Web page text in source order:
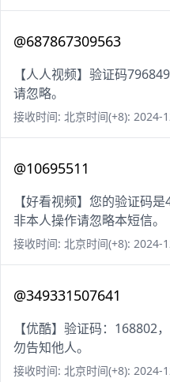
@687867309563
【人人视频】验证码
请忽略。
接收时间: 北京时间(+8): 2024-
@10695511
【好看视频】您的验证码
非本人操作请忽略本短信。
接收时间: 北京时间(+8): 2024-
@349331507641
【优酷】验证码：168802
勿告知他人。
接收时间: 北京时间(+8): 2024-